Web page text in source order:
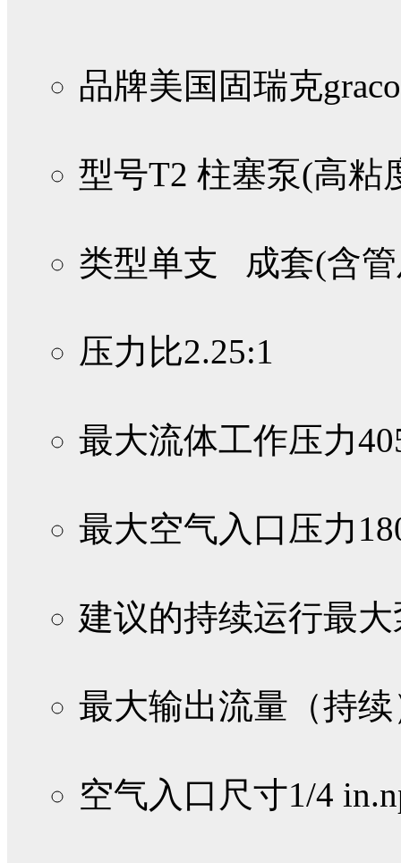
品牌美国固瑞克graco
型号T2 柱塞泵(高粘
类型单支 成套(含
压力比2.25:1
最大流体工作压力
最大空气入口压力
建议的持续运行最
最大输出流量（持续
空气入口尺寸1/4